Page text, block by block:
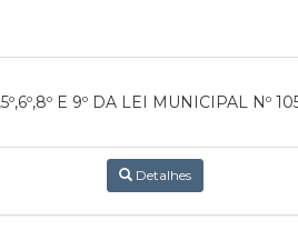
E 9º DA LEI MUNICIPAL Nº
Detalhes